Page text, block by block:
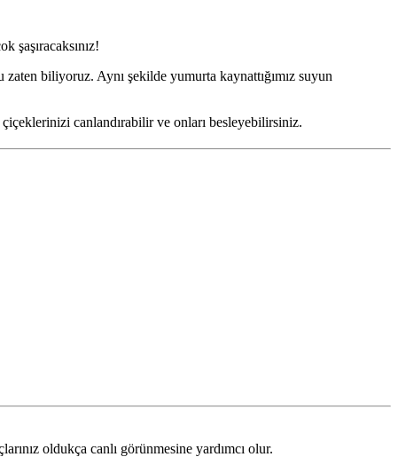
şaşıracaksınız!
biliyoruz. Aynı şekilde yumurta kaynattığımız suyun
canlandırabilir ve onları besleyebilirsiniz.
oldukça canlı görünmesine yardımcı olur.